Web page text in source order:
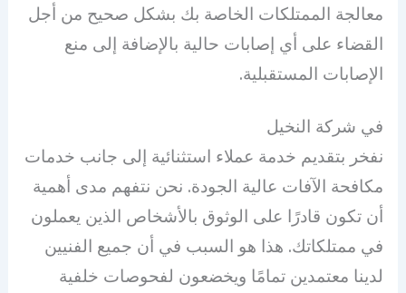
معالجة الممتلكات الخاصة بك بشكل صحيح من أجل
القضاء على أي إصابات حالية بالإضافة إلى منع
الإصابات المستقبلية.
في شركة النخيل
نفخر بتقديم خدمة عملاء استثنائية إلى جانب خدمات
مكافحة الآفات عالية الجودة. نحن نتفهم مدى أهمية
أن تكون قادرًا على الوثوق بالأشخاص الذين يعملون
في ممتلكاتك. هذا هو السبب في أن جميع الفنيين
لدينا معتمدين تمامًا ويخضعون لفحوصات خلفية